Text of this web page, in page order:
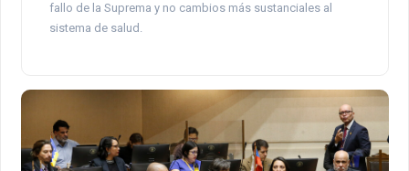
fallo de la Suprema y no cambios más sustanciales al
sistema de salud.